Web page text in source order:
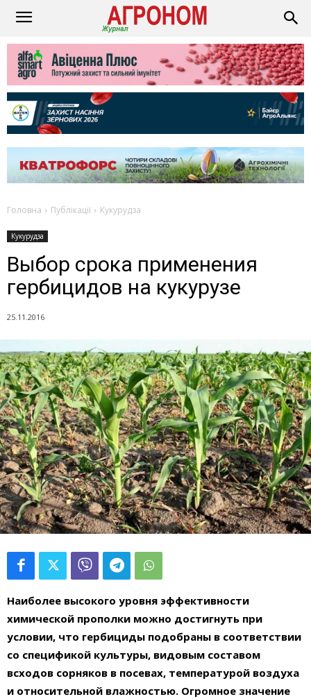
Головна Публікації Кукурудза
Кукурудза
Выбор срока применения
гербицидов на кукурузе
25.11.2016
Наиболее высокого уровня эффективности
химической прополки можно достигнуть при
условии, что гербициды подобраны в соответствии
со спецификой культуры, видовым составом
всходов сорняков в посевах, температурой воздуха
и относительной влажностью. Огромное значение